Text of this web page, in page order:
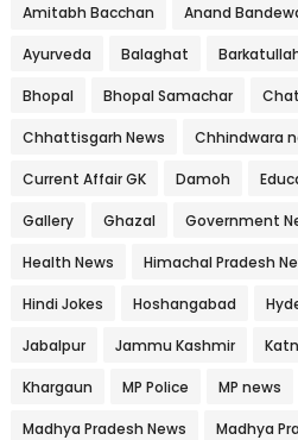
Amitabh Bacchan Anand
Ayurveda Balaghat
Bhopal Bhopal Samachar
Chhattisgarh News Chhindwara
Current Affair GK Damoh
Gallery Ghazal Government
Health News Himachal Pradesh
Hindi Jokes Hoshangabad
Jabalpur Jammu Kashmir
Khargaun MP Police MP news
Madhya Pradesh News Madhya